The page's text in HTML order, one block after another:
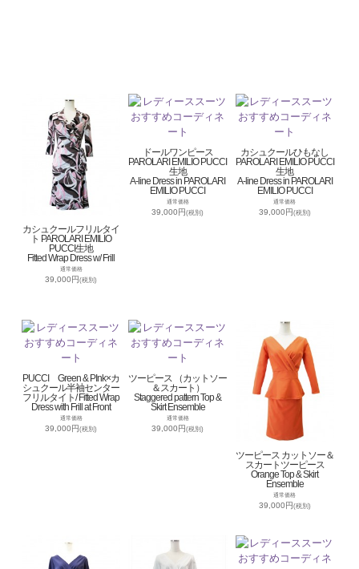
カシュクールフリルタイ
ト PAROLARI EMILIO
PUCCI生地
Fitted Wrap Dress w/ Frill
通常価格
39,000円(税別)
ドールワンピース
PAROLARI EMILIO PUCCI
生地
A-line Dress in PAROLARI
EMILIO PUCCI
通常価格
39,000円(税別)
カシュクールひもなし
PAROLARI EMILIO PUCCI
生地
A-line Dress in PAROLARI
EMILIO PUCCI
通常価格
39,000円(税別)
PUCCI Green & PInk×カ
シュクール半袖センター
フリルタイト/ Fitted Wrap
Dress with Frill at Front
通常価格
39,000円(税別)
ツーピース （カットソー
＆スカート）
Staggered pattern Top &
Skirt Ensemble
通常価格
39,000円(税別)
ツーピース カットソー＆
スカートツーピース
Orange Top & Skirt
Ensemble
通常価格
39,000円(税別)